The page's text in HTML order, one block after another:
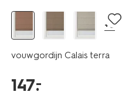
+6
vouwgordijn Calais terra
147.
–